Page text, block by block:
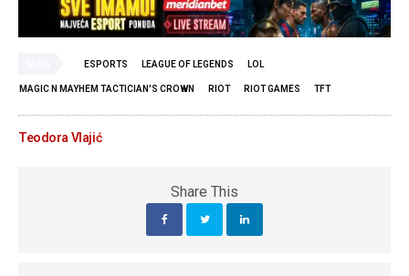
ESPORTS LEAGUE OF LEGENDS LOL
MAGIC N MAYHEM TACTICIAN'S CROWN RIOT RIOT GAMES TFT
Teodora Vlajić
Share This